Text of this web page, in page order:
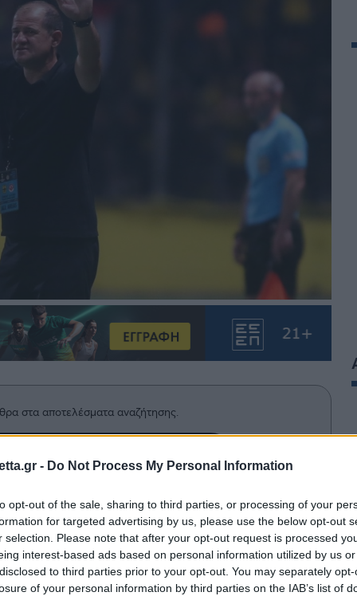
- Do Not Process My Personal Information
opt-out of the sale, sharing to third parties, or processing of your
for targeted advertising by us, please use the below opt-out
selection. Please note that after your opt-out request is processed
interest-based ads based on personal information utilized by us
to third parties prior to your opt-out. You may separately
of your personal information by third parties on the IAB’s list of
στα αποτελέσματα αναζήτησης.
στην Google
η Αράζ Ναχτσιβάν άξιζε την
φάση του Conference League
της ομάδας του είπε ότι δεν άλλαξε